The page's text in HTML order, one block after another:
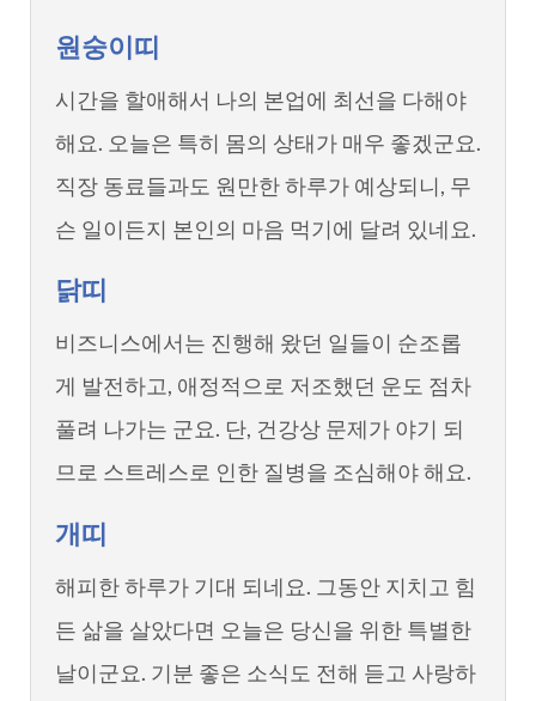
원숭이띠
시간을 할애해서 나의 본업에 최선을 다해야
해요. 오늘은 특히 몸의 상태가 매우 좋겠군요.
직장 동료들과도 원만한 하루가 예상되니, 무
슨 일이든지 본인의 마음 먹기에 달려 있네요.
닭띠
비즈니스에서는 진행해 왔던 일들이 순조롭
게 발전하고, 애정적으로 저조했던 운도 점차
풀려 나가는 군요. 단, 건강상 문제가 야기 되
므로 스트레스로 인한 질병을 조심해야 해요.
개띠
해피한 하루가 기대 되네요. 그동안 지치고 힘
든 삶을 살았다면 오늘은 당신을 위한 특별한
날이군요. 기분 좋은 소식도 전해 듣고 사랑하